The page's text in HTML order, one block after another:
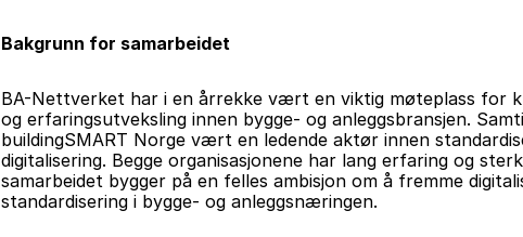
Bakgrunn for samarbeidet
BA-Nettverket har i en årrekke vært en viktig møteplass for
og erfaringsutveksling innen bygge- og anleggsbransjen.
buildingSMART Norge vært en ledende aktør innen
digitalisering. Begge organisasjonene har lang erfaring og
samarbeidet bygger på en felles ambisjon om å fremme
standardisering i bygge- og anleggsnæringen.